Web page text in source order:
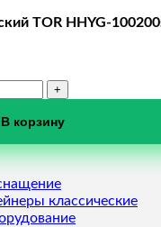
TOR HHYG-
В корзину
классические